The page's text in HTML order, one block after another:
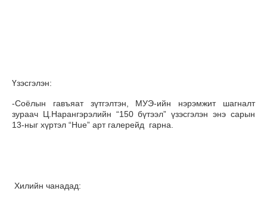
Үзэсгэлэн:
-Соёлын гавъяат зүтгэлтэн, МУЭ-ийн нэрэмжит шагналт
зураач Ц.Нарангэрэлийн “150 бүтээл” үзэсгэлэн энэ сарын
13-ныг хүртэл “Hue” арт галерейд гарна.
Хилийн чанадад: